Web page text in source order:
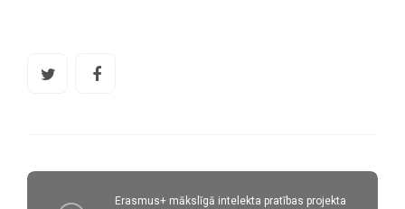
Erasmus+ mākslīgā intelekta pratības projekta